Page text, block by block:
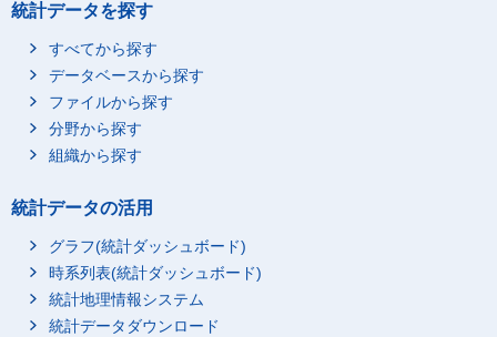
統計データを探す
すべてから探す
データベースから探す
ファイルから探す
分野から探す
組織から探す
統計データの活用
グラフ(統計ダッシュボード)
時系列表(統計ダッシュボード)
統計地理情報システム
統計データダウンロード